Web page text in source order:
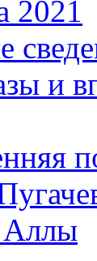
2021
и
Аллы